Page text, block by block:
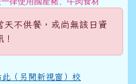
天不供餐，或尚無該日資
！
（另開新視窗）校